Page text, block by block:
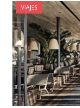
VIAJES